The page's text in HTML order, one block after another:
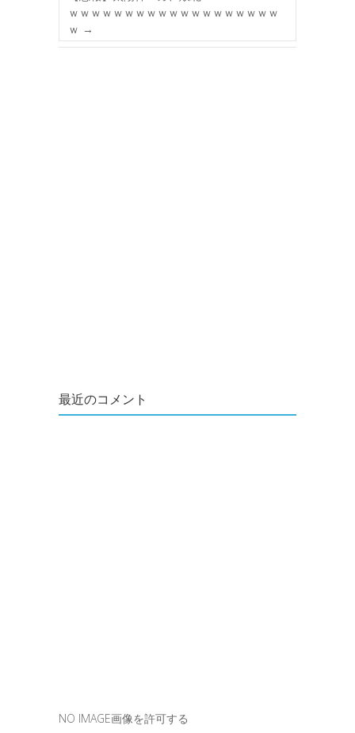
ｗｗｗｗｗｗｗｗｗｗｗｗｗｗｗｗｗｗｗ
ｗ →
最近のコメント
NO IMAGE画像を許可する